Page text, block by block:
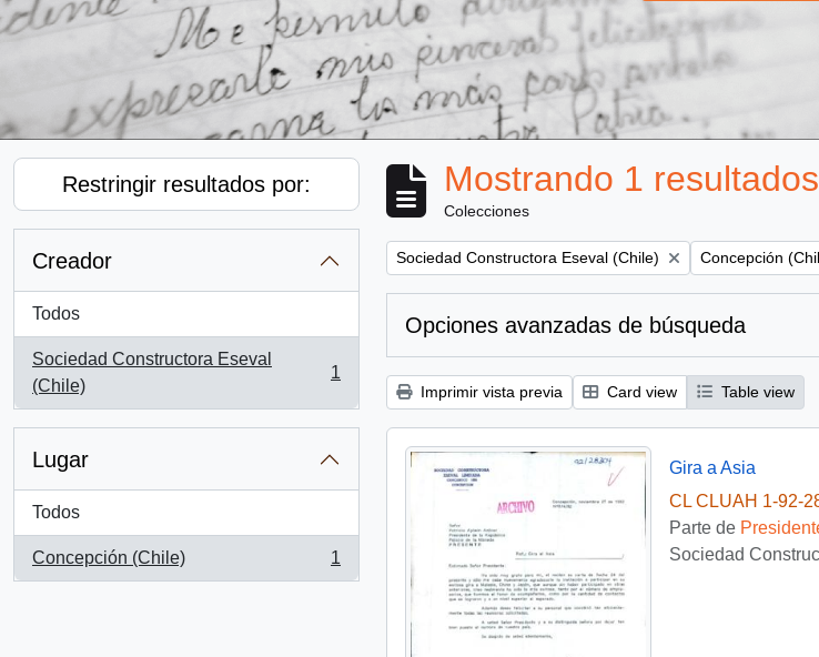
Restringir resultados por:
Creador
Todos
Sociedad Constructora Eseval
(Chile)
, 1 resultados
1
Lugar
Todos
Concepción (Chile)
, 1 resultados
1
Mostrando 1 resultados
Colecciones
Remove filter:
Sociedad Constructora Eseval (Chile) Remove filter:
Concepción
Opciones avanzadas de búsqueda
Imprimir vista previa Card view Table view
Gira a Asia
CL CLUAH 1-92-
Parte de
Sociedad